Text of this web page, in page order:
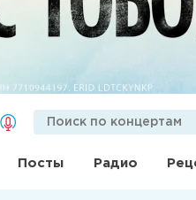
Посты Радио